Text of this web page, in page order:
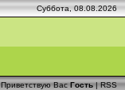
Суббота, 08.08.2026
Приветствую Вас Гость|RSS